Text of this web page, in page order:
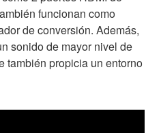
funcionan como
de conversión. Además,
sonido de mayor nivel de
también propicia un entorno